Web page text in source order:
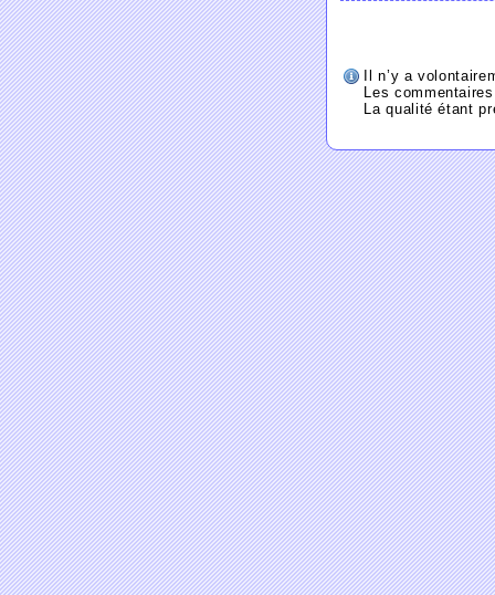
Il n’y a
Les
La qualité étant